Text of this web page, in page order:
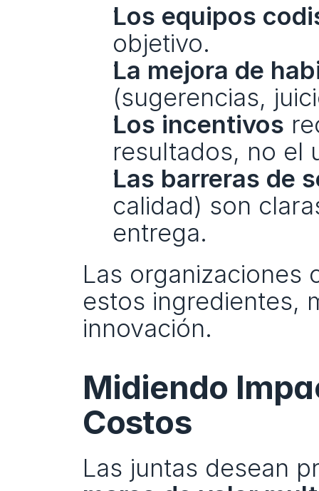
Los equipos
objetivo.
La mejora de
(sugerencias,
Los incentivos
resultados, no el
Las barreras de
calidad) son
entrega.
Las organizaciones
estos ingredientes,
innovación.
Midiendo
Costos